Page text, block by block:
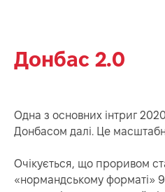
Донбас 2.0
Одна з основних інтриг
Донбасом далі. Це
Очікується, що проривом
«нормандському форматі»